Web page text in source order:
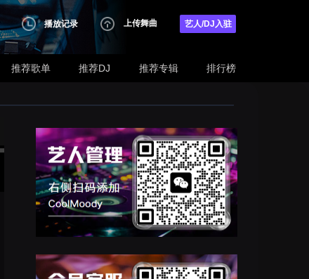
播放记录 上传舞曲 艺人/DJ入驻
推荐歌单 推荐DJ 推荐专辑 排行榜